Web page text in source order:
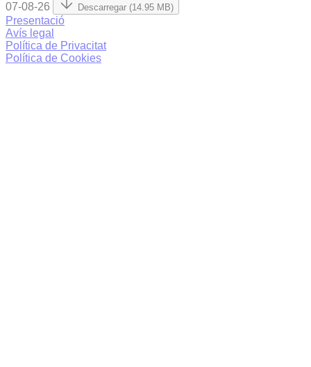
07-08-26 Descarregar (14.95 MB)
Presentació
Avís legal
Política de Privacitat
Política de Cookies